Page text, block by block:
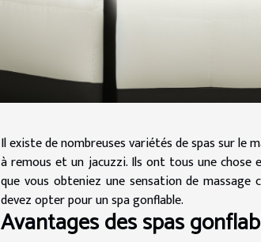
Il existe de nombreuses variétés de spas sur le
à remous et un jacuzzi. Ils ont tous une
que vous obteniez une sensation de
devez opter pour un spa gonflable.
Avantages des spas